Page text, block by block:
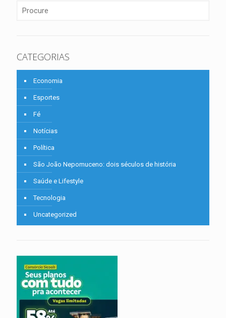
CATEGORIAS
Economia
Esportes
Fé
Notícias
Política
São João Nepomuceno: dois séculos de história
Saúde e Lifestyle
Tecnologia
Uncategorized